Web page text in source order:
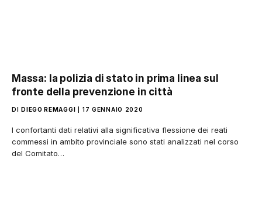
Massa: la polizia di stato in prima linea sul
fronte della prevenzione in città
DI DIEGO REMAGGI 17 GENNAIO 2020
I confortanti dati relativi alla significativa flessione dei reati
commessi in ambito provinciale sono stati analizzati nel corso
del Comitato…